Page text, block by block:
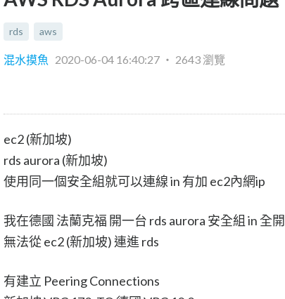
rds aws
混水摸魚 2020-06-04 16:40:27 ‧ 2643 瀏覽
ec2 (新加坡)
rds aurora (新加坡)
使用同一個安全組就可以連線 in 有加 ec2內網ip
我在德國 法蘭克福 開一台 rds aurora 安全組 in 全開
無法從 ec2 (新加坡) 連進 rds
有建立 Peering Connections